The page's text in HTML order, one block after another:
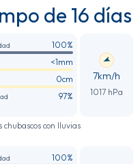
de 16 días
100%
<1mm
0cm
97%
7km/h
1017 hPa
con lluvias
100%